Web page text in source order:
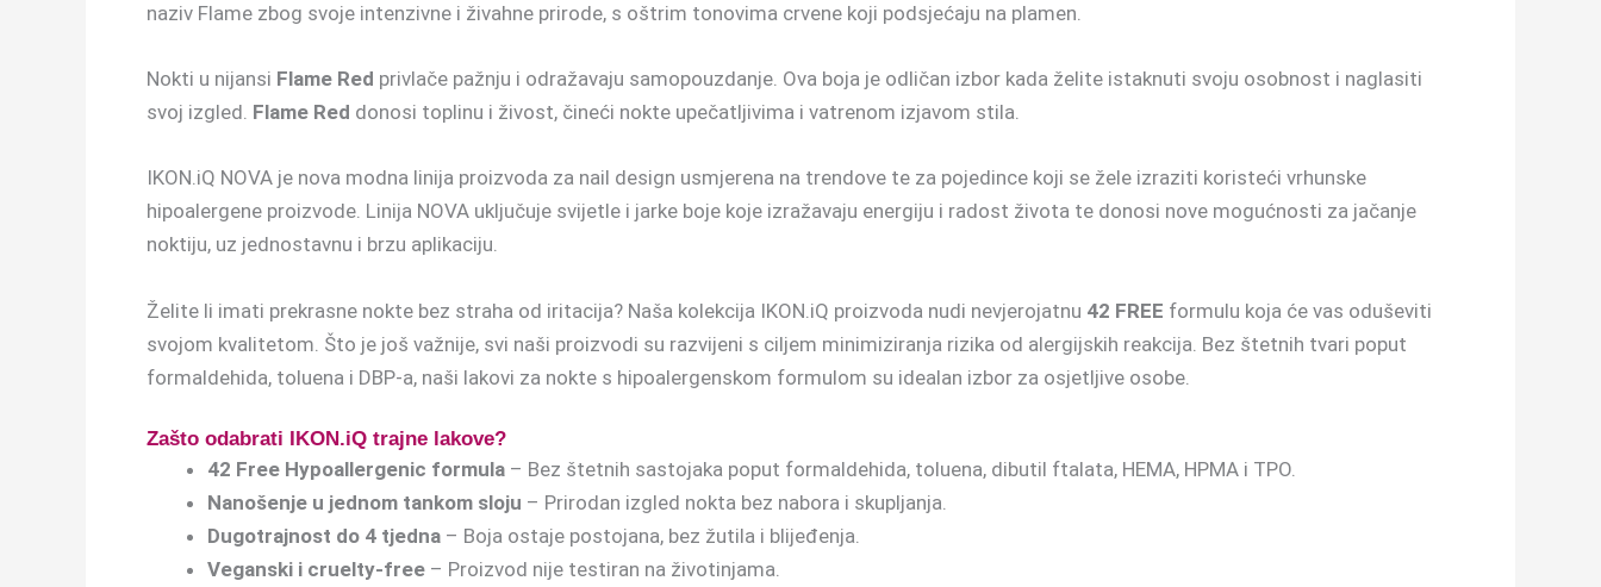
naziv Flame zbog svoje intenzivne i živahne prirode, s oštrim tonovima crvene koji podsjećaju na plamen.
Nokti u nijansi Flame Red privlače pažnju i odražavaju samopouzdanje. Ova boja je odličan izbor kada želite istaknuti svoju osobnost i naglasiti
svoj izgled. Flame Red donosi toplinu i živost, čineći nokte upečatljivima i vatrenom izjavom stila.
IKON.iQ NOVA je nova modna linija proizvoda za nail design usmjerena na trendove te za pojedince koji se žele izraziti koristeći vrhunske
hipoalergene proizvode. Linija NOVA uključuje svijetle i jarke boje koje izražavaju energiju i radost života te donosi nove mogućnosti za jačanje
noktiju, uz jednostavnu i brzu aplikaciju.
Želite li imati prekrasne nokte bez straha od iritacija? Naša kolekcija IKON.iQ proizvoda nudi nevjerojatnu 42 FREE formulu koja će vas oduševiti
svojom kvalitetom. Što je još važnije, svi naši proizvodi su razvijeni s ciljem minimiziranja rizika od alergijskih reakcija. Bez štetnih tvari poput
formaldehida, toluena i DBP-a, naši lakovi za nokte s hipoalergenskom formulom su idealan izbor za osjetljive osobe.
Zašto odabrati IKON.iQ trajne lakove?
42 Free Hypoallergenic formula – Bez štetnih sastojaka poput formaldehida, toluena, dibutil ftalata, HEMA, HPMA i TPO.
Nanošenje u jednom tankom sloju – Prirodan izgled nokta bez nabora i skupljanja.
Dugotrajnost do 4 tjedna – Boja ostaje postojana, bez žutila i blijeđenja.
Veganski i cruelty-free – Proizvod nije testiran na životinjama.